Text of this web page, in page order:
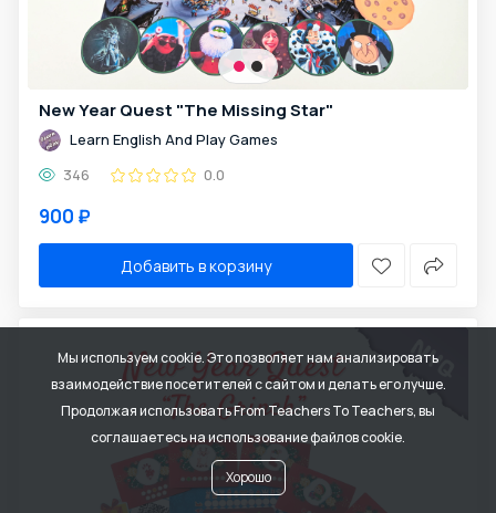
New Year Quest "The Missing Star"
Learn English And Play Games
346
0.0
900 ₽
Добавить в корзину
Мы используем cookie. Это позволяет нам анализировать
взаимодействие посетителей с сайтом и делать его лучше.
Продолжая использовать From Teachers To Teachers, вы
соглашаетесь на использование файлов cookie.
Хорошо